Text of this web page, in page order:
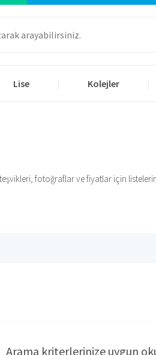
Lise Kolejler
fotoğraflar ve fiyatlar için
Arama kriterlerinize uygun